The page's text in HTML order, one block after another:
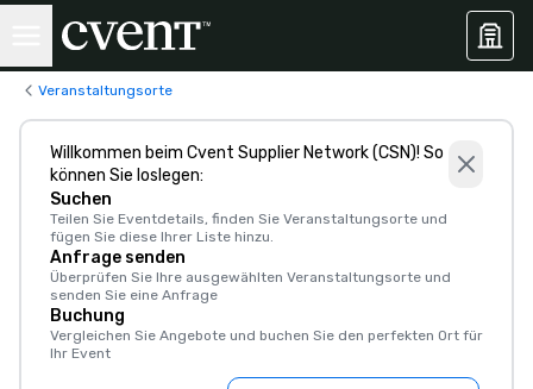
Veranstaltungsorte
Willkommen beim Cvent Supplier Network (CSN)! So
können Sie loslegen:
Suchen
Teilen Sie Eventdetails, finden Sie Veranstaltungsorte und
fügen Sie diese Ihrer Liste hinzu.
Anfrage senden
Überprüfen Sie Ihre ausgewählten Veranstaltungsorte und
senden Sie eine Anfrage
Buchung
Vergleichen Sie Angebote und buchen Sie den perfekten Ort für
Ihr Event